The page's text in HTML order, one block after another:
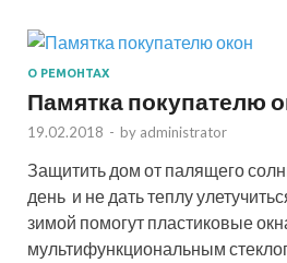
О РЕМОНТАХ
Памятка покупателю
19.02.2018 - by administrator
Защитить дом от палящего
день и не дать теплу
зимой помогут пластиковые
мультифункциональным